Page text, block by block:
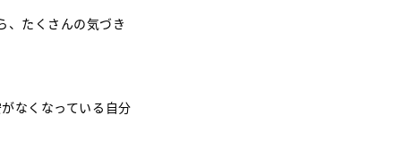
、たくさんの気づき
なくなっている自分